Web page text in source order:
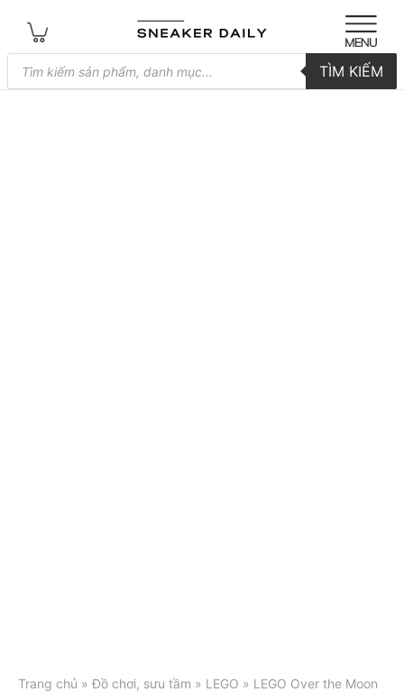
Tìm
kiếm
sản
TÌM KIẾM
Trang chủ »Đồ chơi, sưu tầm » LEGO » LEGO Over the Moon